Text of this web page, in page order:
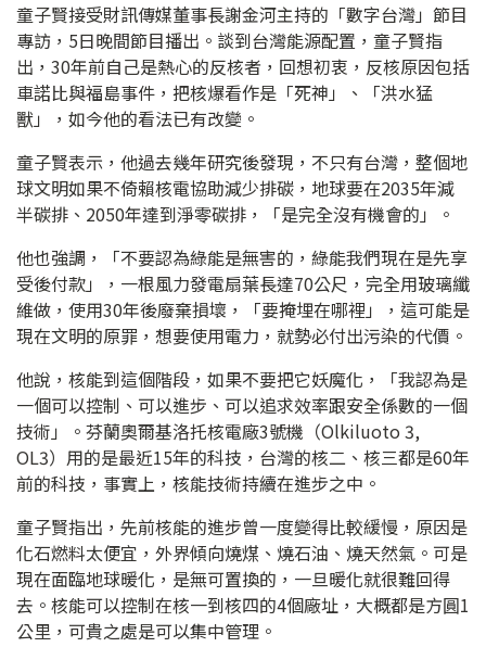
童子賢接受財訊傳媒董事長謝金河主持的「數字台灣」節目
專訪，5日晚間節目播出。談到台灣能源配置，童子賢指
出，30年前自己是熱心的反核者，回想初衷，反核原因包括
車諾比與福島事件，把核爆看作是「死神」、「洪水猛
獸」，如今他的看法已有改變。
童子賢表示，他過去幾年研究後發現，不只有台灣，整個地
球文明如果不倚賴核電協助減少排碳，地球要在2035年減
半碳排、2050年達到淨零碳排，「是完全沒有機會的」。
他也強調，「不要認為綠能是無害的，綠能我們現在是先享
受後付款」，一根風力發電扇葉長達70公尺，完全用玻璃纖
維做，使用30年後廢棄損壞，「要掩埋在哪裡」，這可能是
現在文明的原罪，想要使用電力，就勢必付出污染的代價。
他說，核能到這個階段，如果不要把它妖魔化，「我認為是
一個可以控制、可以進步、可以追求效率跟安全係數的一個
技術」。芬蘭奧爾基洛托核電廠3號機（Olkiluoto 3,
OL3）用的是最近15年的科技，台灣的核二、核三都是60年
前的科技，事實上，核能技術持續在進步之中。
童子賢指出，先前核能的進步曾一度變得比較緩慢，原因是
化石燃料太便宜，外界傾向燒煤、燒石油、燒天然氣。可是
現在面臨地球暖化，是無可置換的，一旦暖化就很難回得
去。核能可以控制在核一到核四的4個廠址，大概都是方圓1
公里，可貴之處是可以集中管理。